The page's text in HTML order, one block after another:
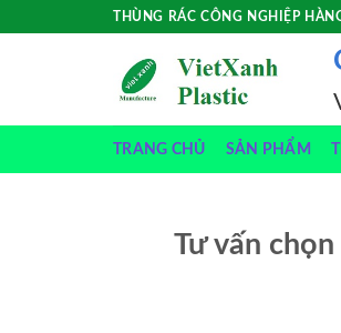
THÙNG RÁC CÔNG NGHIỆP
TRANG CHỦ SẢN PHẨM
Tư vấn